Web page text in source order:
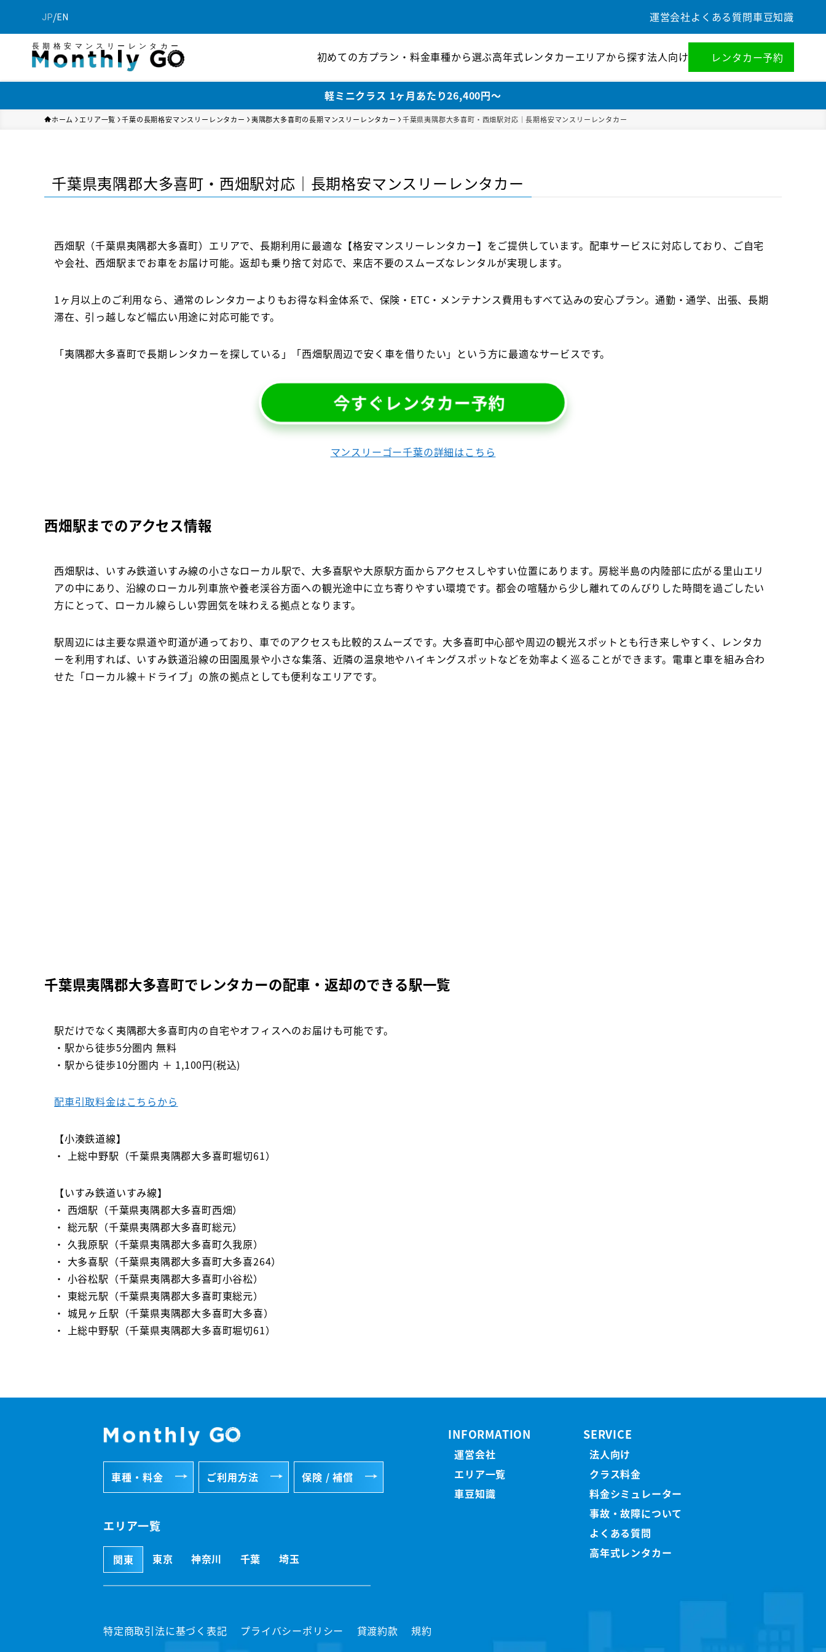
JP/EN 運営会社よくある質問車豆知識
長期格安マンスリーレンタカー
初めての方プラン・料金車種から選ぶ高年式レンタカーエリアから探す法人向け レンタカー予約
軽ミニクラス 1ヶ月あたり26,400円〜
ホーム エリア一覧 千葉の長期格安マンスリーレンタカー 夷隅郡大多喜町の長期マンスリーレンタカー 千葉県夷隅郡大多喜町・西畑駅対応｜長期格安マンスリーレンタカー
千葉県夷隅郡大多喜町・西畑駅対応｜長期格安マンスリーレンタカー
西畑駅（千葉県夷隅郡大多喜町）エリアで、長期利用に最適な【格安マンスリーレンタカー】をご提供しています。配車サービスに対応しており、ご自宅
や会社、西畑駅までお車をお届け可能。返却も乗り捨て対応で、来店不要のスムーズなレンタルが実現します。
1ヶ月以上のご利用なら、通常のレンタカーよりもお得な料金体系で、保険・ETC・メンテナンス費用もすべて込みの安心プラン。通勤・通学、出張、長期
滞在、引っ越しなど幅広い用途に対応可能です。
「夷隅郡大多喜町で長期レンタカーを探している」「西畑駅周辺で安く車を借りたい」という方に最適なサービスです。
今すぐレンタカー予約
マンスリーゴー千葉の詳細はこちら
西畑駅までのアクセス情報
西畑駅は、いすみ鉄道いすみ線の小さなローカル駅で、大多喜駅や大原駅方面からアクセスしやすい位置にあります。房総半島の内陸部に広がる里山エリ
アの中にあり、沿線のローカル列車旅や養老渓谷方面への観光途中に立ち寄りやすい環境です。都会の喧騒から少し離れてのんびりした時間を過ごしたい
方にとって、ローカル線らしい雰囲気を味わえる拠点となります。
駅周辺には主要な県道や町道が通っており、車でのアクセスも比較的スムーズです。大多喜町中心部や周辺の観光スポットとも行き来しやすく、レンタカ
ーを利用すれば、いすみ鉄道沿線の田園風景や小さな集落、近隣の温泉地やハイキングスポットなどを効率よく巡ることができます。電車と車を組み合わ
せた「ローカル線＋ドライブ」の旅の拠点としても便利なエリアです。
千葉県夷隅郡大多喜町でレンタカーの配車・返却のできる駅一覧
駅だけでなく夷隅郡大多喜町内の自宅やオフィスへのお届けも可能です。
・駅から徒歩5分圏内 無料
・駅から徒歩10分圏内 ＋ 1,100円(税込)
配車引取料金はこちらから
【小湊鉄道線】
・ 上総中野駅（千葉県夷隅郡大多喜町堀切61）
【いすみ鉄道いすみ線】
・ 西畑駅（千葉県夷隅郡大多喜町西畑）
・ 総元駅（千葉県夷隅郡大多喜町総元）
・ 久我原駅（千葉県夷隅郡大多喜町久我原）
・ 大多喜駅（千葉県夷隅郡大多喜町大多喜264）
・ 小谷松駅（千葉県夷隅郡大多喜町小谷松）
・ 東総元駅（千葉県夷隅郡大多喜町東総元）
・ 城見ヶ丘駅（千葉県夷隅郡大多喜町大多喜）
・ 上総中野駅（千葉県夷隅郡大多喜町堀切61）
車種・料金 ご利用方法 保険 / 補償
エリア一覧
関東 東京 神奈川 千葉 埼玉
INFORMATION
運営会社
エリア一覧
車豆知識
SERVICE
法人向け
クラス料金
料金シミュレーター
事故・故障について
よくある質問
高年式レンタカー
特定商取引法に基づく表記 プライバシーポリシー 貸渡約款 規約